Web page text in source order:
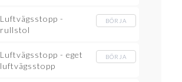
Luftvägsstopp -
rullstol
BÖRJA
Luftvägsstopp - eget
luftvägsstopp
BÖRJA